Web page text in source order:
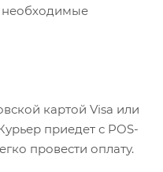
необходимые
картой Visa или
приедет с POS-
провести оплату.